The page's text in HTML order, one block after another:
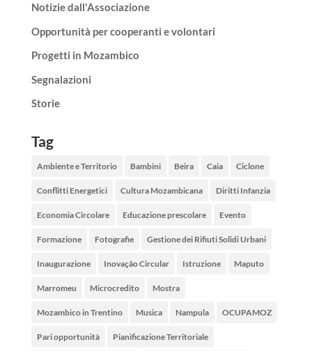
Notizie dall'Associazione
Opportunità per cooperanti e volontari
Progetti in Mozambico
Segnalazioni
Storie
Tag
Ambiente e Territorio Bambini Beira Caia Ciclone
Conflitti Energetici Cultura Mozambicana Diritti Infanzia
Economia Circolare Educazione prescolare Evento
Formazione Fotografie Gestione dei Rifiuti Solidi Urbani
Inaugurazione Inovação Circular Istruzione Maputo
Marromeu Microcredito Mostra
Mozambico in Trentino Musica Nampula OCUPAMOZ
Pari opportunità Pianificazione Territoriale